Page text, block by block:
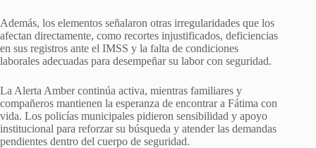
Además, los elementos señalaron otras irregularidades que los
afectan directamente, como recortes injustificados, deficiencias
en sus registros ante el IMSS y la falta de condiciones
laborales adecuadas para desempeñar su labor con seguridad.
La Alerta Amber continúa activa, mientras familiares y
compañeros mantienen la esperanza de encontrar a Fátima con
vida. Los policías municipales pidieron sensibilidad y apoyo
institucional para reforzar su búsqueda y atender las demandas
pendientes dentro del cuerpo de seguridad.